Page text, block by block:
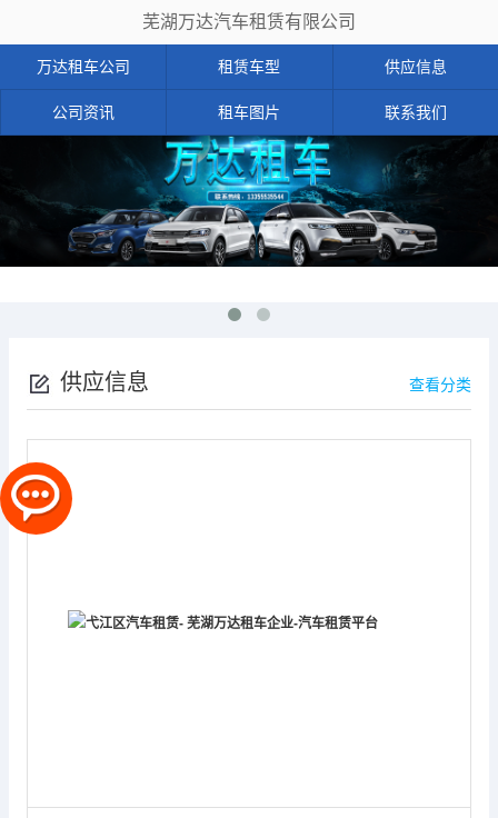
芜湖万达汽车租赁有限公司
万达租车公司 租赁车型 供应信息
公司资讯 租车图片 联系我们
供应信息 查看分类